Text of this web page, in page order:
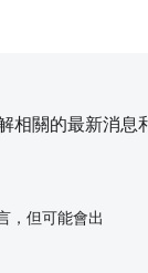
相關的最新消息
，但可能會出